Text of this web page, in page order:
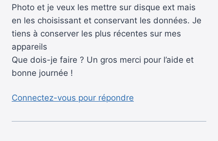
Photo et je veux les mettre sur disque ext mais
en les choisissant et conservant les données. Je
tiens à conserver les plus récentes sur mes
appareils
Que dois-je faire ? Un gros merci pour l’aide et
bonne journée !
Connectez-vous pour répondre